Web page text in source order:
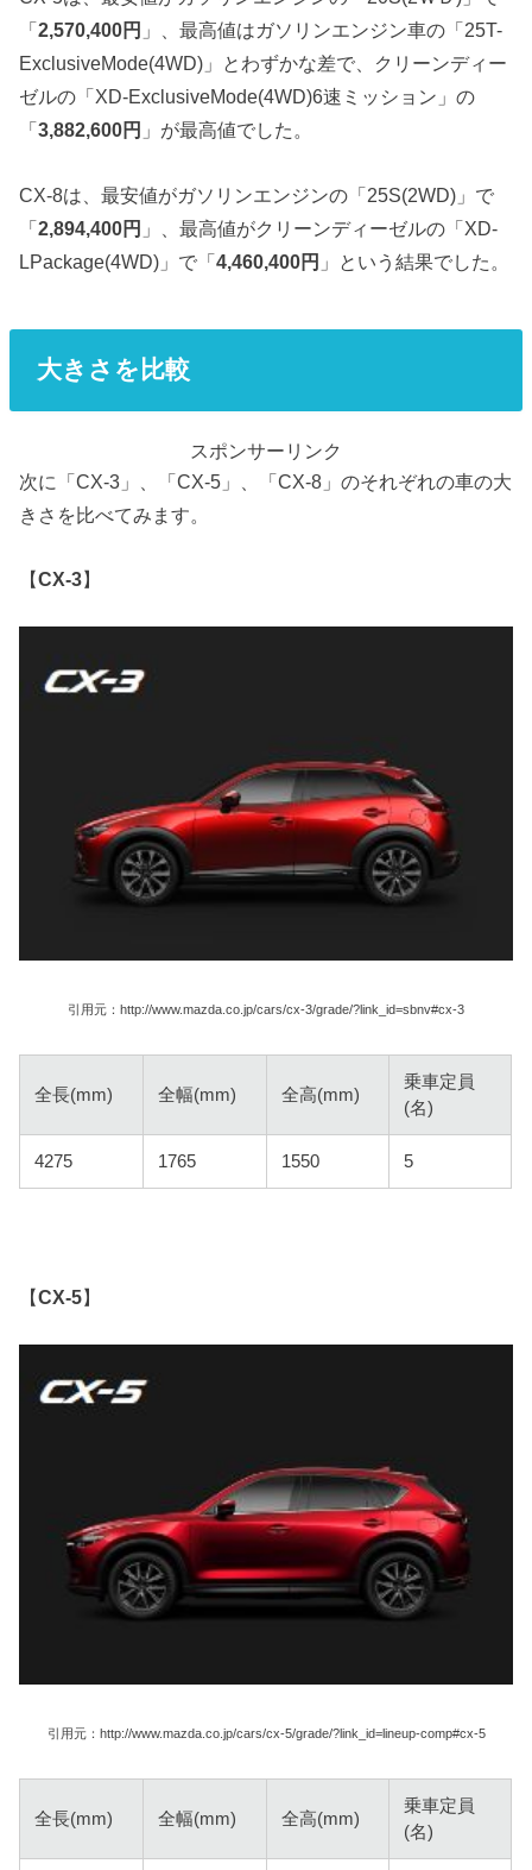
「2,570,400円 」、最高値はガソリンエンジン車の「25T-
ExclusiveMode(4WD)」とわずかな差で、クリーンディー
ゼルの「XD-ExclusiveMode(4WD)6速ミッション」の
「3,882,600円 」が最高値でした。
CX-8は、最安値がガソリンエンジンの「25S(2WD)」で
「2,894,400円 」、最高値がクリーンディーゼルの「XD-
LPackage(4WD)」で「4,460,400円 」という結果でした。
大きさを比較
スポンサーリンク
次に「CX-3」、「CX-5」、「CX-8」のそれぞれの車の大
きさを比べてみます。
【CX-3】
引用元：http://www.mazda.co.jp/cars/cx-3/grade/?link_id=sbnv#cx-3
全長(mm) 全幅(mm) 全高(mm)
乗車定員
(名)
4275 1765 1550 5
【CX-5】
引用元：http://www.mazda.co.jp/cars/cx-5/grade/?link_id=lineup-comp#cx-5
全長(mm) 全幅(mm) 全高(mm)
乗車定員
(名)